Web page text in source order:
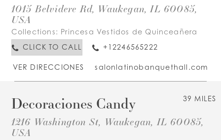
1015 Belvidere Rd, Waukegan, IL 60085,
USA
Collections: Princesa Vestidos de Quinceañera
CLICK TO CALL
+12246565222
VER DIRECCIONES salonlatinobanquethall.com
39 MILES
Decoraciones Candy
1216 Washington St, Waukegan, IL 60085,
USA